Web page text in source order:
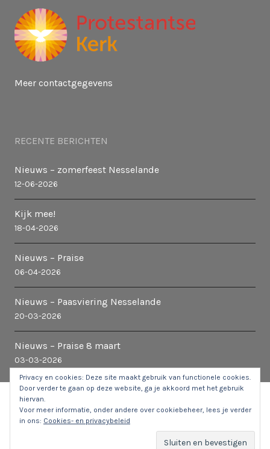
Meer contactgegevens
RECENTE BERICHTEN
Nieuws – zomerfeest Nesselande
12-06-2026
Kijk mee!
18-04-2026
Nieuws – Praise
06-04-2026
Nieuws – Paasviering Nesselande
20-03-2026
Nieuws – Praise 8 maart
03-03-2026
© 2026 Kerk in Nesselande
webbeheerder
Privacy en cookies: Deze site maakt gebruik van functionele cookies.
Door verder te gaan op deze website, ga je akkoord met het gebruik
hiervan.
Voor meer informatie, onder andere over cookiebeheer, lees je verder
in ons: Cookies- en privacybeleid